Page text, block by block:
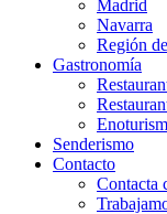
Madrid
Navarra
Región
Gastronomía
Senderismo
Contacto
Contacta